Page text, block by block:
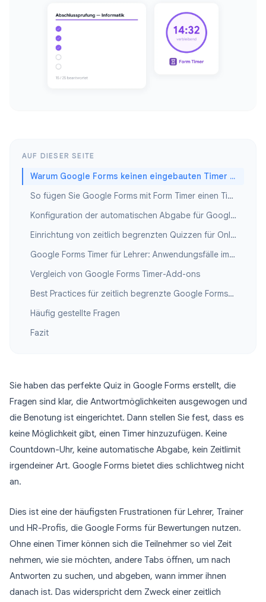
AUF DIESER SEITE
Warum Google Forms keinen eingebauten Timer hat
So fügen Sie Google Forms mit Form Timer einen Timer hinzu
Konfiguration der automatischen Abgabe für Google Forms-Timer
Einrichtung von zeitlich begrenzten Quizzen für Online-Prüfungen
Google Forms Timer für Lehrer: Anwendungsfälle im Unterricht
Vergleich von Google Forms Timer-Add-ons
Best Practices für zeitlich begrenzte Google Forms-Bewertungen
Häufig gestellte Fragen
Fazit
Sie haben das perfekte Quiz in Google Forms erstellt, die
Fragen sind klar, die Antwortmöglichkeiten ausgewogen und
die Benotung ist eingerichtet. Dann stellen Sie fest, dass es
keine Möglichkeit gibt, einen Timer hinzuzufügen. Keine
Countdown-Uhr, keine automatische Abgabe, kein Zeitlimit
irgendeiner Art. Google Forms bietet dies schlichtweg nicht
an.
Dies ist eine der häufigsten Frustrationen für Lehrer, Trainer
und HR-Profis, die Google Forms für Bewertungen nutzen.
Ohne einen Timer können sich die Teilnehmer so viel Zeit
nehmen, wie sie möchten, andere Tabs öffnen, um nach
Antworten zu suchen, und abgeben, wann immer ihnen
danach ist. Das widerspricht dem Zweck einer zeitlich